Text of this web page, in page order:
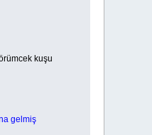
kuşu
gelmiş